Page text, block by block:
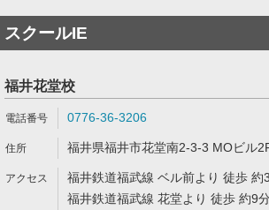
スクールIE
福井花堂校
0776-36-3206
福井県福井市花堂南2-3-3 MOビル
福井鉄道福武線 ベル前より 徒歩 約
福井鉄道福武線 花堂より 徒歩 約9